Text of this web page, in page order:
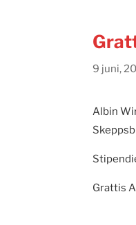
9 juni,
Albin
Grattis